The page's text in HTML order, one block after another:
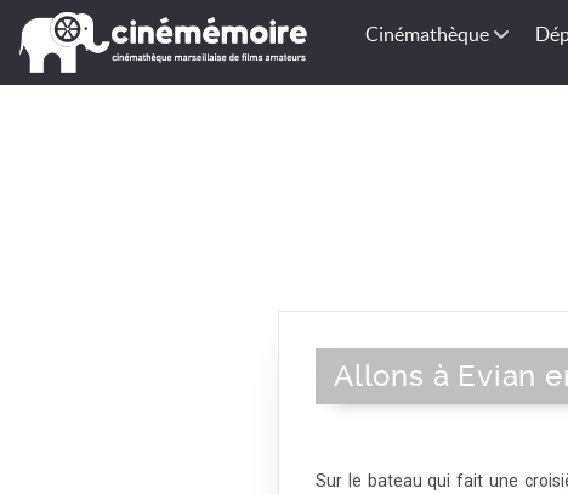
Cinémathèque
Allons à Evian
Sur le bateau qui fait une